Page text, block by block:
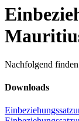
Nachfolgend
Downloads